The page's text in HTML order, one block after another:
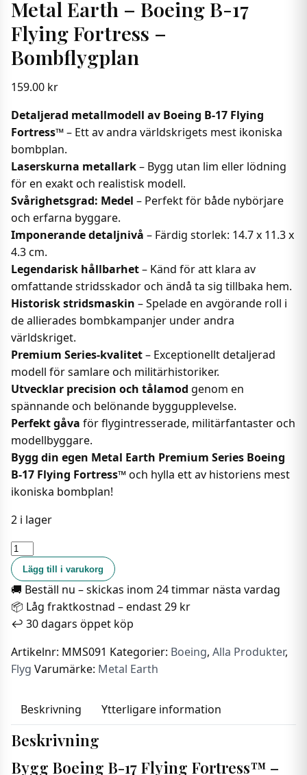
Metal Earth – Boeing B-17
Flying Fortress –
Bombflygplan
159.00 kr
Detaljerad metallmodell av Boeing B-17 Flying
Fortress™– Ett av andra världskrigets mest ikoniska
bombplan.
Laserskurna metallark– Bygg utan lim eller lödning
för en exakt och realistisk modell.
Svårighetsgrad: Medel – Perfekt för både nybörjare
och erfarna byggare.
Imponerande detaljnivå – Färdig storlek: 14.7 x 11.3 x
4.3 cm.
Legendarisk hållbarhet– Känd för att klara av
omfattande stridsskador och ändå ta sig tillbaka hem.
Historisk stridsmaskin – Spelade en avgörande roll i
de allierades bombkampanjer under andra
världskriget.
Premium Series-kvalitet– Exceptionellt detaljerad
modell för samlare och militärhistoriker.
Utvecklar precision och tålamod genom en
spännande och belönande byggupplevelse.
Perfekt gåva för flygintresserade, militärfantaster och
modellbyggare.
Bygg din egen Metal Earth Premium Series Boeing
B-17 Flying Fortress™och hylla ett av historiens mest
ikoniska bombplan!
2 i lager
Metal
Earth
-
Boeing
B-
17
Flying
Fortress
mängd
Lägg till i varukorg
🚚 Beställ nu – skickas inom 24 timmar nästa vardag
📦 Låg fraktkostnad – endast 29 kr
↩️ 30 dagars öppet köp
Artikelnr: MMS091 Kategorier: Boeing, Alla Produkter,
Flyg Varumärke: Metal Earth
Beskrivning Ytterligare information
Beskrivning
Bygg Boeing B-17 Flying Fortress™ –